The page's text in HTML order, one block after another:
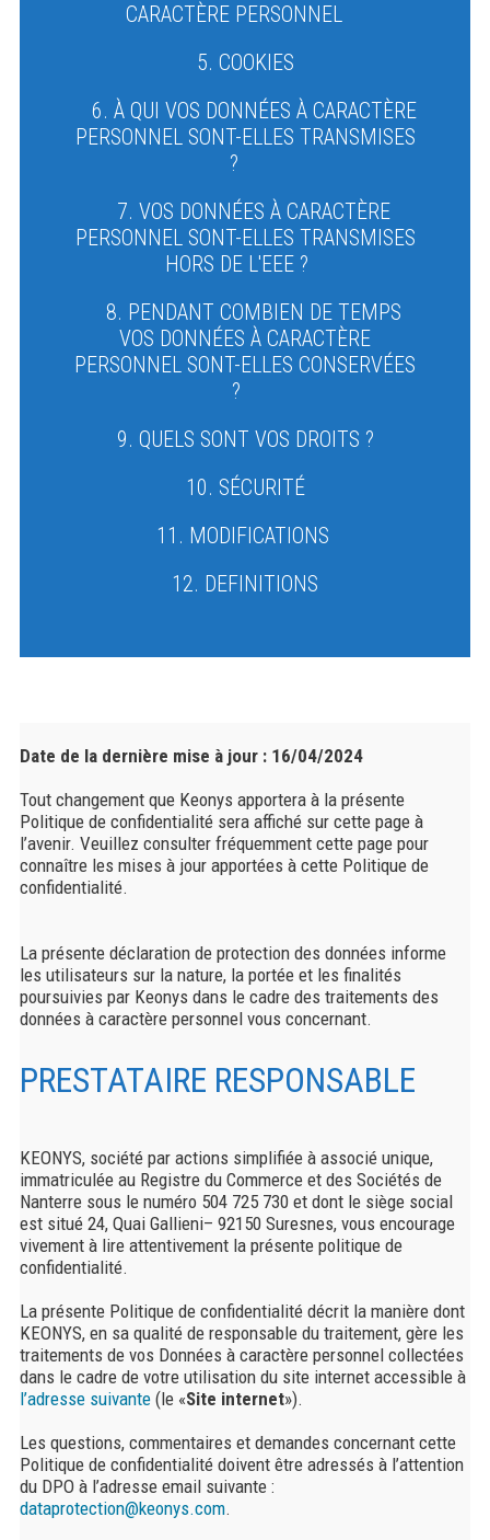
CARACTÈRE PERSONNEL
5. COOKIES
6. À QUI VOS DONNÉES À CARACTÈRE
PERSONNEL SONT-ELLES TRANSMISES
?
7. VOS DONNÉES À CARACTÈRE
PERSONNEL SONT-ELLES TRANSMISES
HORS DE L'EEE ?
8. PENDANT COMBIEN DE TEMPS
VOS DONNÉES À CARACTÈRE
PERSONNEL SONT-ELLES CONSERVÉES
?
9. QUELS SONT VOS DROITS ?
10. SÉCURITÉ
11. MODIFICATIONS
12. DEFINITIONS
Date de la dernière mise à jour : 16/04/2024
Tout changement que Keonys apportera à la présente
Politique de confidentialité sera affiché sur cette page à
l’avenir. Veuillez consulter fréquemment cette page pour
connaître les mises à jour apportées à cette Politique de
confidentialité.
La présente déclaration de protection des données informe
les utilisateurs sur la nature, la portée et les finalités
poursuivies par Keonys dans le cadre des traitements des
données à caractère personnel vous concernant.
PRESTATAIRE RESPONSABLE
KEONYS, société par actions simplifiée à associé unique,
immatriculée au Registre du Commerce et des Sociétés de
Nanterre sous le numéro 504 725 730 et dont le siège social
est situé 24, Quai Gallieni– 92150 Suresnes, vous encourage
vivement à lire attentivement la présente politique de
confidentialité.
La présente Politique de confidentialité décrit la manière dont
KEONYS, en sa qualité de responsable du traitement, gère les
traitements de vos Données à caractère personnel collectées
dans le cadre de votre utilisation du site internet accessible à
l’adresse suivante(le «Site internet»).
Les questions, commentaires et demandes concernant cette
Politique de confidentialité doivent être adressés à l’attention
du DPO à l’adresse email suivante :
dataprotection@keonys.com.